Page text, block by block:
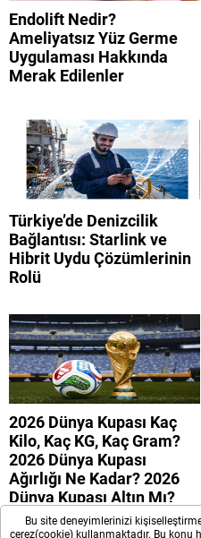
Endolift Nedir?
Ameliyatsız Yüz Germe
Uygulaması Hakkında
Merak Edilenler
Türkiye’de Denizcilik
Bağlantısı: Starlink ve
Hibrit Uydu Çözümlerinin
Rolü
2026 Dünya Kupası Kaç
Kilo, Kaç KG, Kaç Gram?
2026 Dünya Kupası
Ağırlığı Ne Kadar? 2026
Dünya Kupası Altın Mı?
Bu site deneyimlerinizi
çerez(cookie) kullanmaktadır. Bu konu